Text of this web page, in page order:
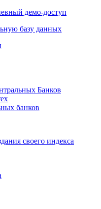
демо-доступ
базу данных
Банков
банков
своего индекса